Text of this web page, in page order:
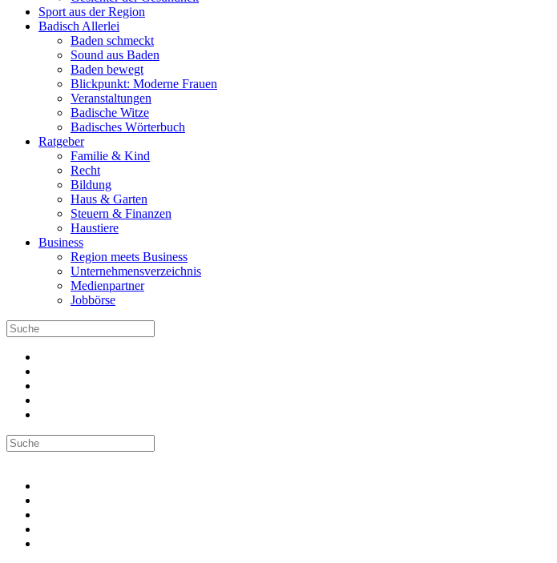
Sport aus der Region
Badisch Allerlei
Baden schmeckt
Sound aus Baden
Baden bewegt
Blickpunkt: Moderne Frauen
Veranstaltungen
Badische Witze
Badisches Wörterbuch
Ratgeber
Familie & Kind
Recht
Bildung
Haus & Garten
Steuern & Finanzen
Haustiere
Business
Region meets Business
Unternehmensverzeichnis
Medienpartner
Jobbörse